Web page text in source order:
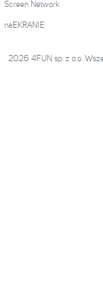
Screen Network
naEKRANIE
2026 4FUN sp. z o.o.